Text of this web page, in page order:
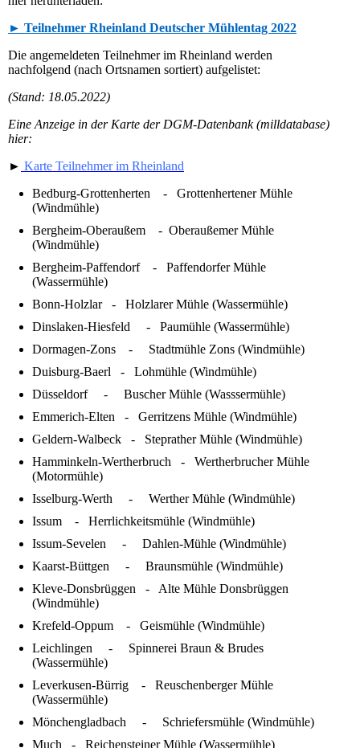
► Teilnehmer Rheinland Deutscher Mühlentag 2022
Die angemeldeten Teilnehmer im Rheinland werden
nachfolgend (nach Ortsnamen sortiert) aufgelistet:
(Stand: 18.05.2022)
Eine Anzeige in der Karte der DGM-Datenbank (milldatabase)
hier:
► Karte Teilnehmer im Rheinland
Bedburg-Grottenherten - Grottenhertener Mühle
(Windmühle)
Bergheim-Oberaußem - Oberaußemer Mühle
(Windmühle)
Bergheim-Paffendorf - Paffendorfer Mühle
(Wassermühle)
Bonn-Holzlar - Holzlarer Mühle (Wassermühle)
Dinslaken-Hiesfeld - Paumühle (Wassermühle)
Dormagen-Zons - Stadtmühle Zons (Windmühle)
Duisburg-Baerl - Lohmühle (Windmühle)
Düsseldorf - Buscher Mühle (Wasssermühle)
Emmerich-Elten - Gerritzens Mühle (Windmühle)
Geldern-Walbeck - Steprather Mühle (Windmühle)
Hamminkeln-Wertherbruch - Wertherbrucher Mühle
(Motormühle)
Isselburg-Werth - Werther Mühle (Windmühle)
Issum - Herrlichkeitsmühle (Windmühle)
Issum-Sevelen - Dahlen-Mühle (Windmühle)
Kaarst-Büttgen - Braunsmühle (Windmühle)
Kleve-Donsbrüggen - Alte Mühle Donsbrüggen
(Windmühle)
Krefeld-Oppum - Geismühle (Windmühle)
Leichlingen - Spinnerei Braun & Brudes
(Wassermühle)
Leverkusen-Bürrig - Reuschenberger Mühle
(Wassermühle)
Mönchengladbach - Schriefersmühle (Windmühle)
Much - Reichensteiner Mühle (Wassermühle)